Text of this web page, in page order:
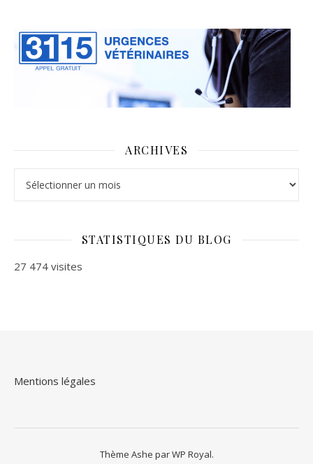
ARCHIVES
STATISTIQUES DU BLOG
27 474 visites
Mentions légales
Thème Ashe parWP Royal.